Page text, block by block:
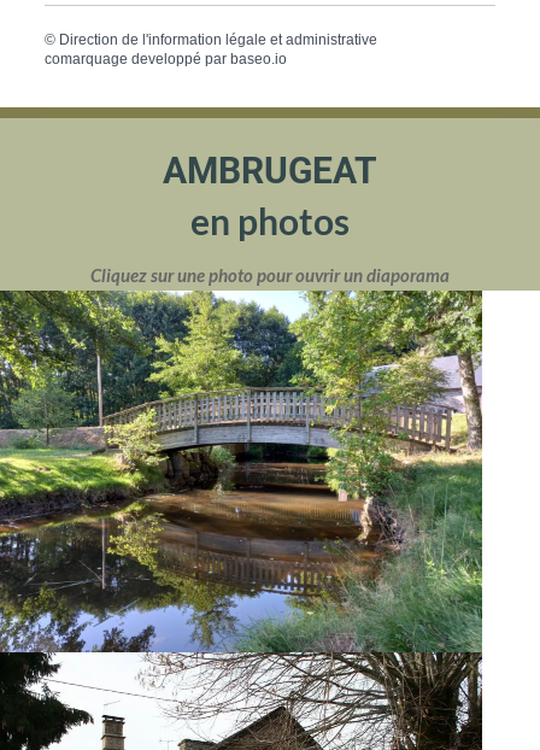
© Direction de l'information légale et administrative
comarquage developpé par baseo.io
AMBRUGEAT
en photos
Cliquez sur une photo pour ouvrir un diaporama